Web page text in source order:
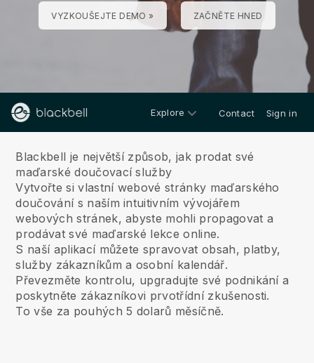
VYZKOUŠEJTE DEMO » ZAČNĚTE HNED
Explore Contact Sign in
Blackbell je největší způsob, jak prodat své
maďarské doučovací služby
Vytvořte si vlastní webové stránky maďarského
doučování s naším intuitivním vývojářem
webových stránek, abyste mohli propagovat a
prodávat své maďarské lekce online.
S naší aplikací můžete spravovat obsah, platby,
služby zákazníkům a osobní kalendář.
Převezměte kontrolu, upgradujte své podnikání a
poskytněte zákazníkovi prvotřídní zkušenosti.
To vše za pouhých 5 dolarů měsíčně.